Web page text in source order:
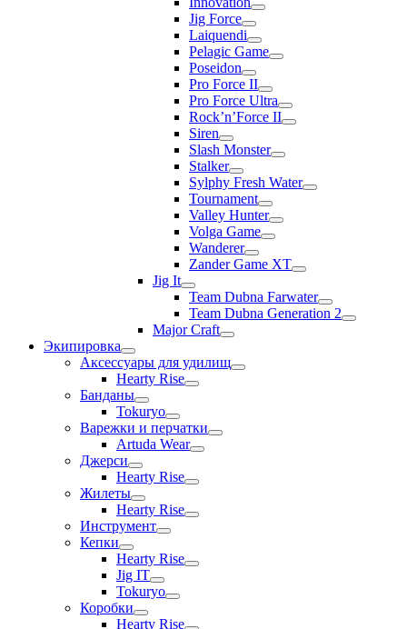
Jig Force
Laiquendi
Pelagic Game
Poseidon
Pro Force II
Pro Force Ultra
Rock’n’Force II
Siren
Slash Monster
Stalker
Sylphy Fresh Water
Tournament
Valley Hunter
Volga Game
Wanderer
Zander Game XT
Jig It
Team Dubna Farwater
Team Dubna Generation 2
Major Craft
Экипировка
Аксессуары для удилищ
Hearty Rise
Банданы
Tokuryo
Варежки и перчатки
Artuda Wear
Джерси
Hearty Rise
Жилеты
Hearty Rise
Инструмент
Кепки
Hearty Rise
Jig IT
Tokuryo
Коробки
Hearty Rise